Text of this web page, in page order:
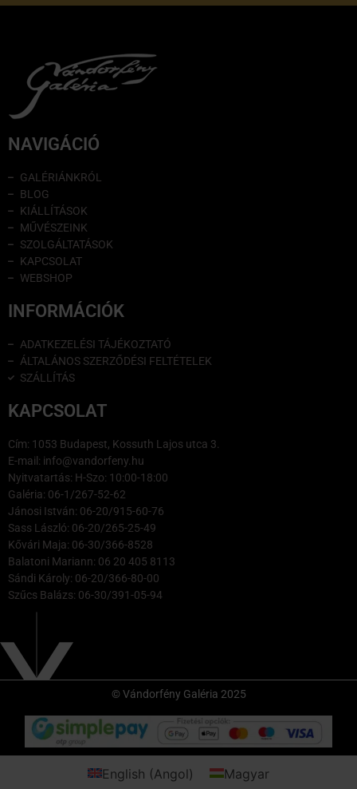
NAVIGÁCIÓ
GALÉRIÁNKRÓL
BLOG
KIÁLLÍTÁSOK
MŰVÉSZEINK
SZOLGÁLTATÁSOK
KAPCSOLAT
WEBSHOP
INFORMÁCIÓK
ADATKEZELÉSI TÁJÉKOZTATÓ
ÁLTALÁNOS SZERZŐDÉSI FELTÉTELEK
SZÁLLÍTÁS
KAPCSOLAT
Cím: 1053 Budapest, Kossuth Lajos utca 3.
E-mail: info@vandorfeny.hu
Nyitvatartás: H-Szo: 10:00-18:00
Galéria: 06-1/267-52-62
Jánosi István: 06-20/915-60-76
Sass László: 06-20/265-25-49
Kővári Maja: 06-30/366-8528
Balatoni Mariann: 06 20 405 8113
Sándi Károly: 06-20/366-80-00
Szűcs Balázs: 06-30/391-05-94
© Vándorfény Galéria 2025
English (Angol) Magyar